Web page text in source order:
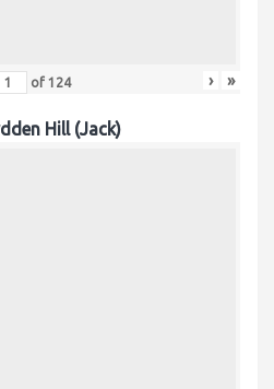
of 124 › »
Hill (Jack)